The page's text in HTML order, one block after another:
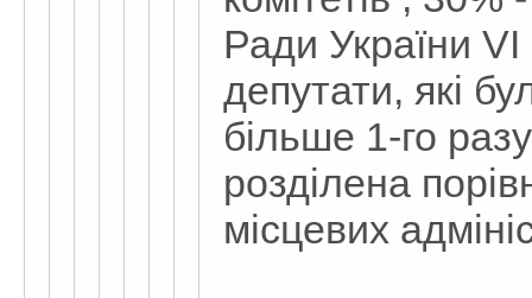
Ради України
депутати, які
більше 1-го
розділена
місцевих